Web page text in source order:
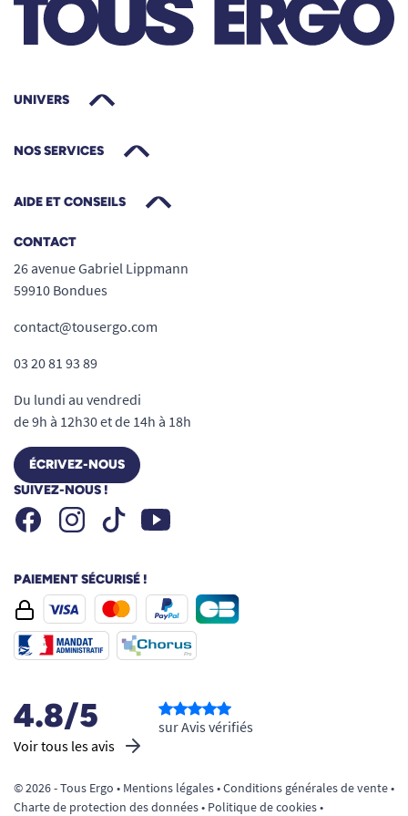
UNIVERS
NOS SERVICES
AIDE ET CONSEILS
CONTACT
26 avenue Gabriel Lippmann
59910 Bondues
contact@tousergo.com
03 20 81 93 89
Du lundi au vendredi
de 9h à 12h30 et de 14h à 18h
ÉCRIVEZ-NOUS
SUIVEZ-NOUS !
FacebookInstagramTiktok Youtube
PAIEMENT SÉCURISÉ !
4.8/5
Voir tous les avis
sur Avis vérifiés
© 2026 - Tous Ergo • Mentions légales•Conditions générales de vente•
Charte de protection des données• Politique de cookies•